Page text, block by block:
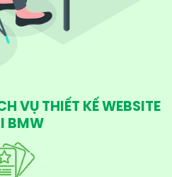
VỤ THIẾT KẾ WEBSITE
BMW